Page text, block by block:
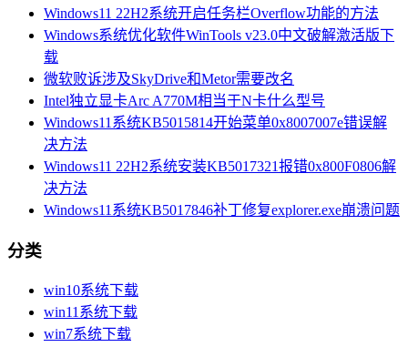
Windows11 22H2系统开启任务栏Overflow功能的方法
Windows系统优化软件WinTools v23.0中文破解激活版下
载
微软败诉涉及SkyDrive和Metor需要改名
Intel独立显卡Arc A770M相当于N卡什么型号
Windows11系统KB5015814开始菜单0x8007007e错误解
决方法
Windows11 22H2系统安装KB5017321报错0x800F0806解
决方法
Windows11系统KB5017846补丁修复explorer.exe崩溃问题
分类
win10系统下载
win11系统下载
win7系统下载